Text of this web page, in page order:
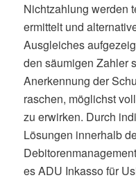
Nichtzahlung werden
ermittelt und
Ausgleiches
den säumigen Zahler
Anerkennung der
raschen, möglichst
zu erwirken. Durch
Lösungen innerhalb
es ADU Inkasso für